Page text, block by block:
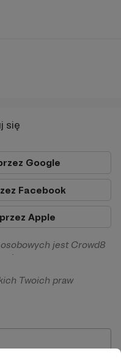
się
Google
Facebook
Apple
jest Crowd8
Żwirki i Wigury 16, 02-
będą przetwarzane w
zawartej z Tobą, w
oraz
oraz
Twoich praw
o ochronie